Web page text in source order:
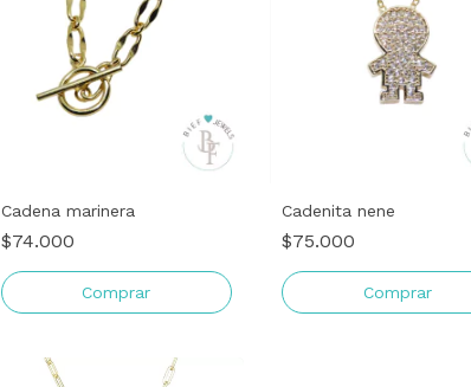
Cadena marinera
$74.000
Comprar
Cadenita nene
$75.000
Comprar